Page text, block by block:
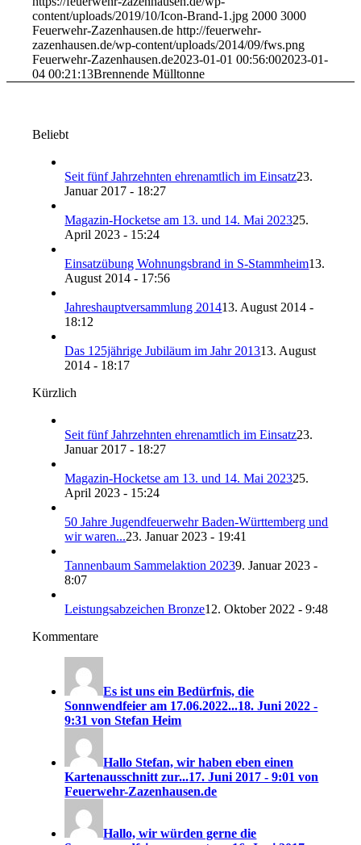
content/uploads/2019/10/Icon-Brand-1.jpg 2000 3000
Feuerwehr-Zazenhausen.de http://feuerwehr-
zazenhausen.de/wp-content/uploads/2014/09/fws.png
Feuerwehr-Zazenhausen.de2023-01-01 00:56:002023-01-
04 00:21:13Brennende Mülltonne
Beliebt
Seit fünf Jahrzehnten ehrenamtlich im Einsatz23.
Januar 2017 - 18:27
Magazin-Hocketse am 13. und 14. Mai 202325.
April 2023 - 15:24
Einsatzübung Wohnungsbrand in S-Stammheim13.
August 2014 - 17:56
Jahreshauptversammlung 201413. August 2014 -
18:12
Das 125jährige Jubiläum im Jahr 201313. August
2014 - 18:17
Kürzlich
Seit fünf Jahrzehnten ehrenamtlich im Einsatz23.
Januar 2017 - 18:27
Magazin-Hocketse am 13. und 14. Mai 202325.
April 2023 - 15:24
50 Jahre Jugendfeuerwehr Baden-Württemberg und
wir waren...23. Januar 2023 - 19:41
Tannenbaum Sammelaktion 20239. Januar 2023 -
8:07
Leistungsabzeichen Bronze12. Oktober 2022 - 9:48
Kommentare
Es ist uns ein Bedürfnis, die
Sonnwendfeier am 17.06.2022...18. Juni 2022 -
9:31 von Stefan Heim
Hallo Stefan, wir haben eben einen
Kartenausschnitt zur...17. Juni 2017 - 9:01 von
Feuerwehr-Zazenhausen.de
Hallo, wir würden gerne die